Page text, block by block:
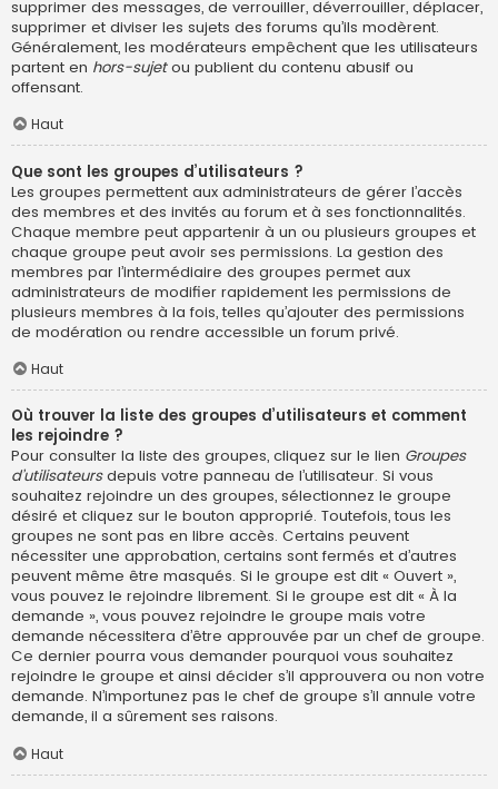
supprimer des messages, de verrouiller, déverrouiller, déplacer,
supprimer et diviser les sujets des forums qu’ils modèrent.
Généralement, les modérateurs empêchent que les utilisateurs
partent en hors-sujetou publient du contenu abusif ou
offensant.
Haut
Que sont les groupes d’utilisateurs ?
Les groupes permettent aux administrateurs de gérer l’accès
des membres et des invités au forum et à ses fonctionnalités.
Chaque membre peut appartenir à un ou plusieurs groupes et
chaque groupe peut avoir ses permissions. La gestion des
membres par l’intermédiaire des groupes permet aux
administrateurs de modifier rapidement les permissions de
plusieurs membres à la fois, telles qu’ajouter des permissions
de modération ou rendre accessible un forum privé.
Haut
Où trouver la liste des groupes d’utilisateurs et comment
les rejoindre ?
Pour consulter la liste des groupes, cliquez sur le lien Groupes
d’utilisateursdepuis votre panneau de l’utilisateur. Si vous
souhaitez rejoindre un des groupes, sélectionnez le groupe
désiré et cliquez sur le bouton approprié. Toutefois, tous les
groupes ne sont pas en libre accès. Certains peuvent
nécessiter une approbation, certains sont fermés et d’autres
peuvent même être masqués. Si le groupe est dit « Ouvert »,
vous pouvez le rejoindre librement. Si le groupe est dit « À la
demande », vous pouvez rejoindre le groupe mais votre
demande nécessitera d’être approuvée par un chef de groupe.
Ce dernier pourra vous demander pourquoi vous souhaitez
rejoindre le groupe et ainsi décider s’il approuvera ou non votre
demande. N’importunez pas le chef de groupe s’il annule votre
demande, il a sûrement ses raisons.
Haut